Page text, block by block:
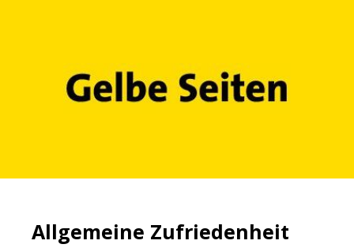
Allgemeine Zufriedenheit